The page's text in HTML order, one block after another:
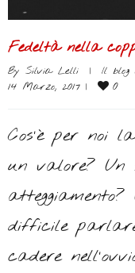
Fedeltà nella
By Silvia Lelli | Il
14 Marzo, 2017 | 0
Cos’è per noi
un valore? Un
atteggiamento?
difficile
cadere